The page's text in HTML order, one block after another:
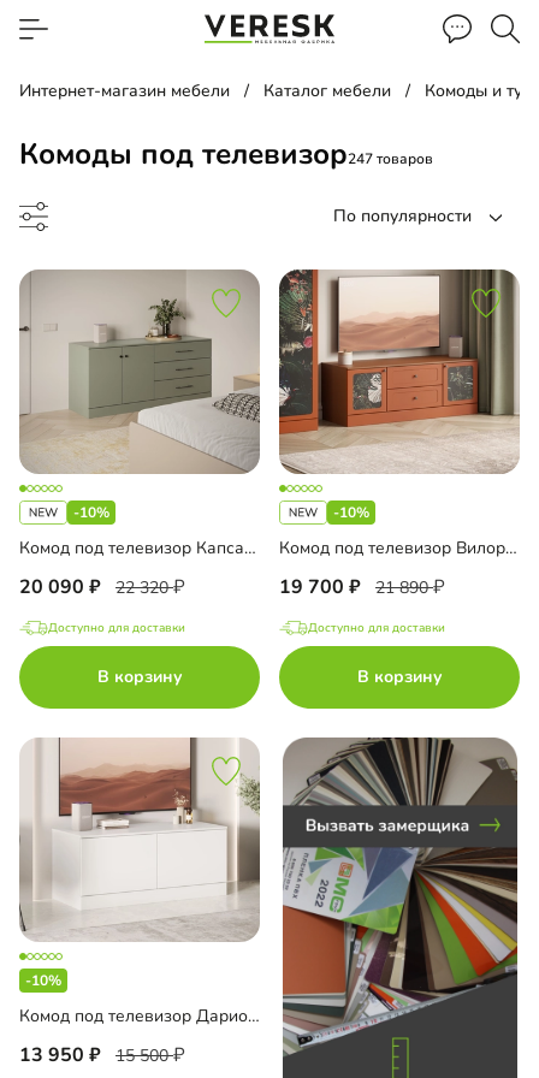
Интернет-магазин мебели Каталог мебели Комоды и
Комоды под телевизор247 товаров
По популярности
до
до
-10%
Комод под телевизор Капса-3.2.3
20 090 22 320
Доступно для доставки
В корзину
-10%
Комод под телевизор Вилория на цоколе
19 700 21 890
Доступно для доставки
В корзину
-10%
Комод под телевизор Дарио-2.4
13 950 15 500